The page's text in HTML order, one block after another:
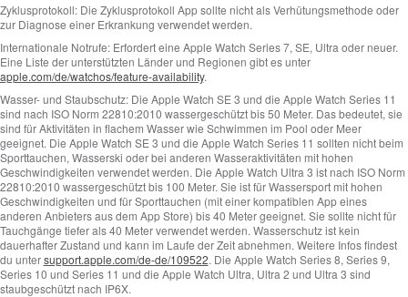
Zyklusprotokoll:Die Zyklusprotokoll App sollte nicht als Verhütungsmethode oder
zur Diagnose einer Erkrankung verwendet werden.
Internationale Notrufe:Erfordert eine Apple Watch Series 7, SE, Ultra oder neuer.
Eine Liste der unterstützten Länder und Regionen gibt es unter
apple.com/de/watchos/feature‑availability.
Wasser- und Staubschutz:Die Apple Watch SE 3 und die Apple Watch Series 11
sind nach ISO Norm 22810:2010 wassergeschützt bis 50 Meter. Das bedeutet, sie
sind für Aktivitäten in flachem Wasser wie Schwimmen im Pool oder Meer
geeignet. Die Apple Watch SE 3 und die Apple Watch Series 11 sollten nicht beim
Sporttauchen, Wasserski oder bei anderen Wasseraktivitäten mit hohen
Geschwindigkeiten verwendet werden. Die Apple Watch Ultra 3 ist nach ISO Norm
22810:2010 wassergeschützt bis 100 Meter. Sie ist für Wassersport mit hohen
Geschwindigkeiten und für Sporttauchen (mit einer kompatiblen App eines
anderen Anbieters aus dem App Store) bis 40 Meter geeignet. Sie sollte nicht für
Tauchgänge tiefer als 40 Meter verwendet werden. Wasserschutz ist kein
dauerhafter Zustand und kann im Laufe der Zeit abnehmen. Weitere Infos findest
du untersupport.apple.com/de‑de/109522. Die Apple Watch Series 8, Series 9,
Series 10 und Series 11 und die Apple Watch Ultra, Ultra 2 und Ultra 3 sind
staubgeschützt nach IP6X.